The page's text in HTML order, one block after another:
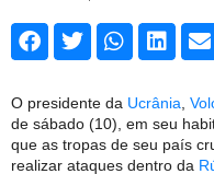
O presidente da Ucrânia
de sábado (10), em seu
que as tropas de seu país
realizar ataques dentro da